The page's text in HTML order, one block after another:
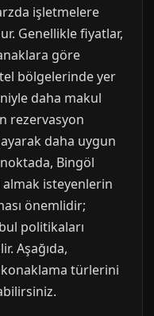
işletmelere
Genellikle fiyatlar,
göre
bölgelerinde yer
daha makul
rezervasyon
daha uygun
Bingöl
isteyenlerin
önemlidir;
politikaları
Aşağıda,
konaklama türlerini